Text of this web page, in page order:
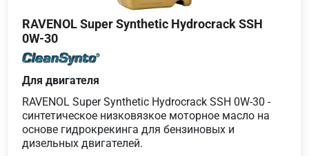
RAVENOL Super Synthetic Hydrocrack SSH
0W-30
Для двигателя
RAVENOL Super Synthetic Hydrocrack SSH 0W-30 -
синтетическое низковязкое моторное масло на
основе гидрокрекинга для бензиновых и
дизельных двигателей.